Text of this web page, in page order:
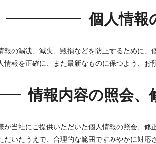
個人情報
報の漏洩、滅失、毀損などを防止するために
情報を正確に、また最新なものに保つよう、お
情報内容の照会、
が当社にご提供いただいた個人情報の照会、
だいたうえで、合理的な範囲ですみやかに対応